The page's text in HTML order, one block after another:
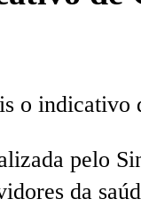
o indicativo
pelo
da